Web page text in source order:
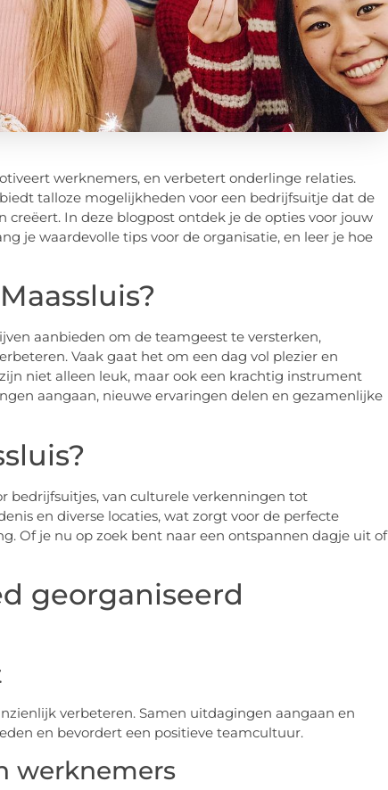
werknemers, en verbetert onderlinge relaties.
talloze mogelijkheden voor een bedrijfsuitje dat de
In deze blogpost ontdek je de opties voor jouw
je waardevolle tips voor de organisatie, en leer je hoe
aanbieden om de teamgeest te versterken,
Vaak gaat het om een dag vol plezier en
niet alleen leuk, maar ook een krachtig instrument
aangaan, nieuwe ervaringen delen en gezamenlijke
bedrijfsuitjes, van culturele verkenningen tot
en diverse locaties, wat zorgt voor de perfecte
Of je nu op zoek bent naar een ontspannen dagje uit of
georganiseerd
verbeteren. Samen uitdagingen aangaan en
en bevordert een positieve teamcultuur.
werknemers